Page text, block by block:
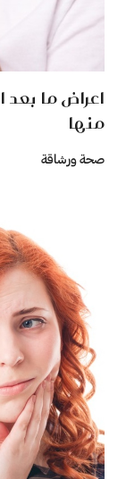
اعراض ما بعد
منها
صحة ورشاقة